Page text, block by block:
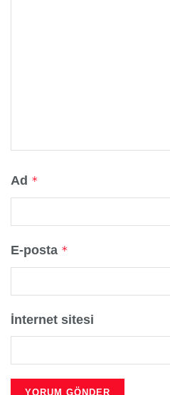
Ad *
E-posta *
İnternet sitesi